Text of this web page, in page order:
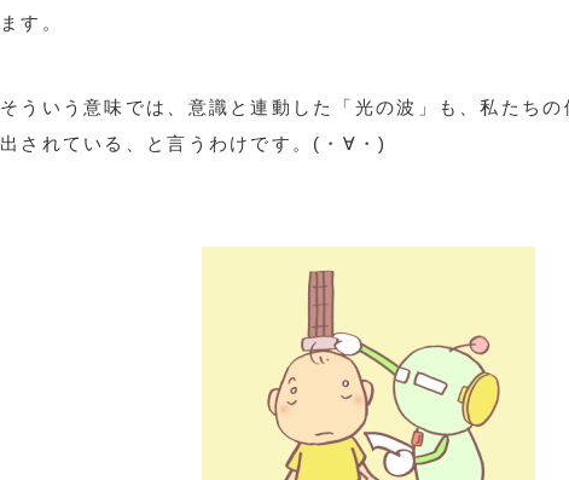
ます。
そういう意味では、意識と連動した「光の波」も、私たち
出されている、と言うわけです。(・∀・)